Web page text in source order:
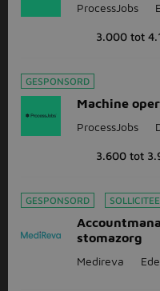
ProcessJobs
3.000 tot
GESPONSORD
Machine
ProcessJobs
3.600 tot
GESPONSORD
stomazorg
Medireva Ede